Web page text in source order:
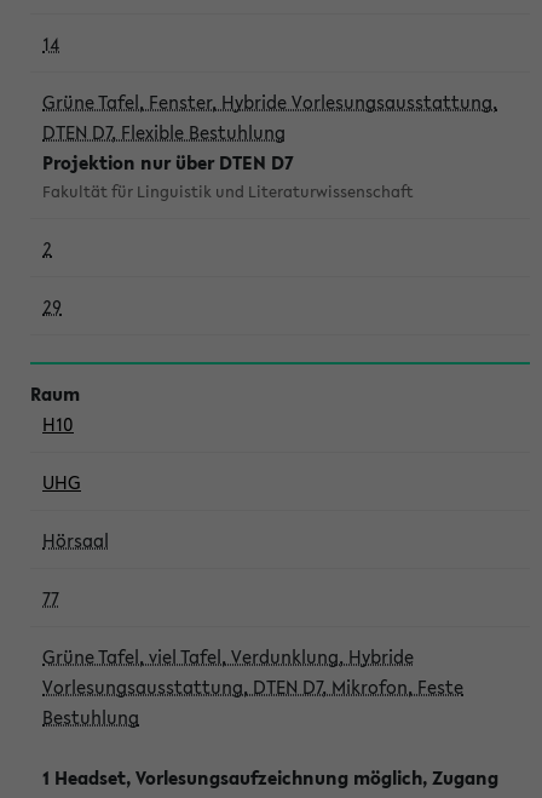
14
Grüne Tafel, Fenster, Hybride Vorlesungsausstattung,
DTEN D7, Flexible Bestuhlung
Projektion nur über DTEN D7
Fakultät für Linguistik und Literaturwissenschaft
2
29
H10
UHG
Hörsaal
77
Grüne Tafel, viel Tafel, Verdunklung, Hybride
Vorlesungsausstattung, DTEN D7, Mikrofon, Feste
Bestuhlung
1 Headset, Vorlesungsaufzeichnung möglich, Zugang